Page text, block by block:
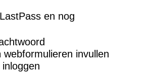
en nog
webformulieren invullen